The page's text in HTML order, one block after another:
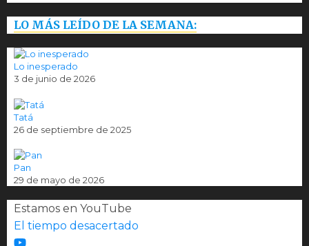
LO MÁS LEÍDO DE LA SEMANA:
Lo inesperado
3 de junio de 2026
Tatá
26 de septiembre de 2025
Pan
29 de mayo de 2026
Estamos en YouTube
El tiempo desacertado